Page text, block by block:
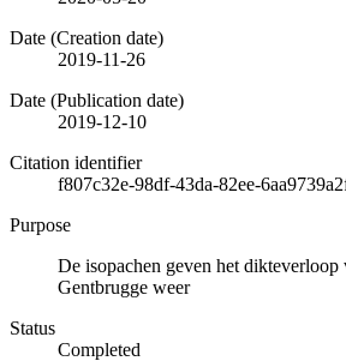
Date (Creation date)
2019-11-26
Date (Publication date)
2019-12-10
Citation identifier
f807c32e-98df-43da-82ee-
Purpose
De isopachen geven het dikteverloop
Gentbrugge weer
Status
Completed